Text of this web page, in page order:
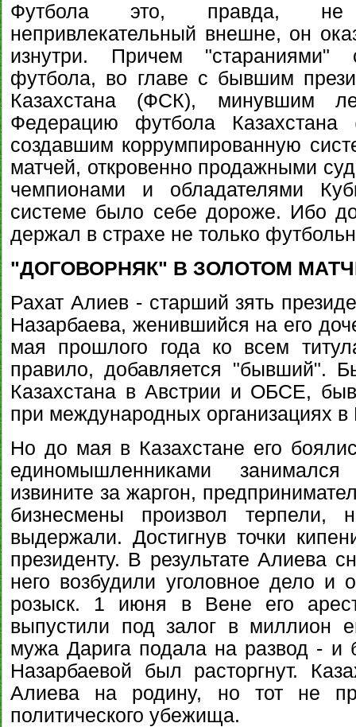
Футбола это, правда, не
непривлекательный внешне, он
изнутри. Причем "стараниями"
футбола, во главе с бывшим
Казахстана (ФСК), минувшим
Федерацию футбола
создавшим коррумпированную
матчей, откровенно продажными
чемпионами и обладателями
системе было себе дороже. Ибо
держал в страхе не только
"ДОГОВОРНЯК" В ЗОЛОТОМ
Рахат Алиев - старший зять
Назарбаева, женившийся на его
мая прошлого года ко всем
правило, добавляется "бывший".
Казахстана в Австрии и ОБСЕ,
при международных организациях в
Но до мая в Казахстане его
единомышленниками
извините за жаргон,
бизнесмены произвол
выдержали. Достигнув точки
президенту. В результате Алиева
него возбудили уголовное дело
розыск. 1 июня в Вене его
выпустили под залог в миллион
мужа Дарига подала на развод - и
Назарбаевой был расторгнут.
Алиева на родину, но тот не
политического убежища.